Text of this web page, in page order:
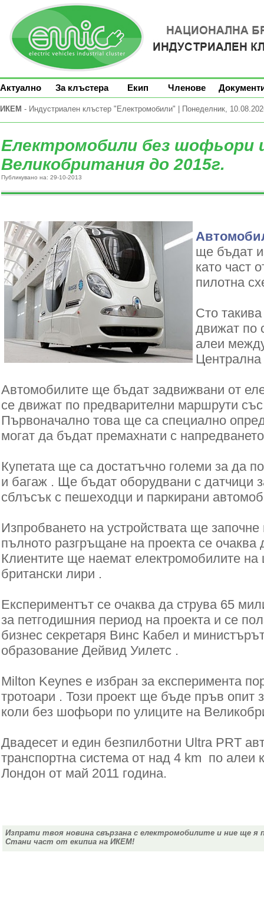
Актуално За клъстера Екип Членове
ИКЕМ - Индустриален клъстер "Електромобили" | Понеделник,
Електромобили без шофьори
Великобритания до 2015г.
Публикувано на: 29-10-2013
ще бъдат
като част
пилотна
Сто
движат по
алеи
Централна
Автомобилите ще бъдат задвижвани от
се движат по предварителни маршрути
Първоначално това ще са специално
могат да бъдат премахнати с
Купетата ще са достатъчно големи за да
и багаж . Ще бъдат оборудвани с датчици
сблъсък с пешеходци и паркирани
Изпробването на устройствата ще започне
пълното разгръщане на проекта се очаква
Клиентите ще наемат електромобилите на
британски лири .
Експериментът се очаква да струва 65
за петгодишния период на проекта и се
бизнес секретаря Винс Кабел и
образование Дейвид Уилетс .
Milton Keynes е избран за експеримента
тротоари . Този проект ще бъде пръв опит
коли без шофьори по улиците на
Двадесет и един безпилботни Ultra PRT
транспортна система от над 4 km по алеи
Лондон от май 2011 година.
Изпрати твоя новина свързана с електромобилите и ние ще я
Стани част от екипиа на ИКЕМ!